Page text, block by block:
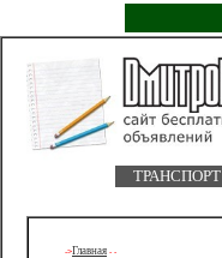
ТРАНСПОРТ
->Главная - -